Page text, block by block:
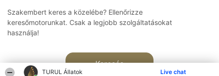
TURUL Állatok Live chat
Szakembert keres a közelébe? Ellenőrizze
keresőmotorunkat. Csak a legjobb szolgáltatásokat
használja!
Keresés